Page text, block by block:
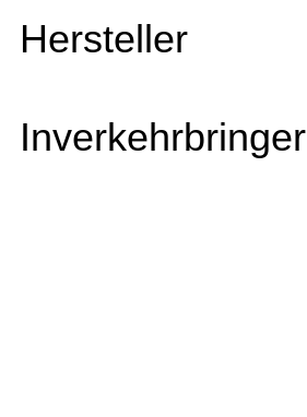
Hersteller
Inverkehrbringer